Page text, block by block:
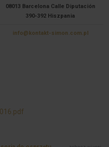
08013 Barcelona Calle Diputación
390-392 Hiszpania
info@kontakt-simon.com.pl